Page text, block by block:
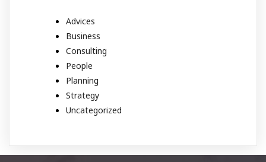
Advices
Business
Consulting
People
Planning
Strategy
Uncategorized